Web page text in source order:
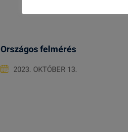
Országos felmérés
2023. OKTÓBER 13.